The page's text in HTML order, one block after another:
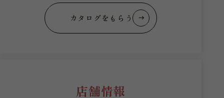
カタログをもらう
店舗情報